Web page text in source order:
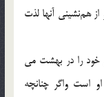
هم‌نشيني آنها لذت
خود را در بهشت مي
است واگر چنانچه